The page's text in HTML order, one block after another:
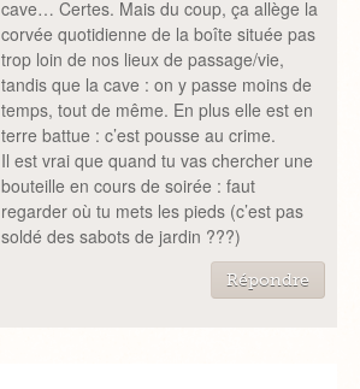
cave… Certes. Mais du coup, ça allège la
corvée quotidienne de la boîte située pas
trop loin de nos lieux de passage/vie,
tandis que la cave : on y passe moins de
temps, tout de même. En plus elle est en
terre battue : c’est pousse au crime.
Il est vrai que quand tu vas chercher une
bouteille en cours de soirée : faut
regarder où tu mets les pieds (c’est pas
soldé des sabots de jardin ???)
Répondre